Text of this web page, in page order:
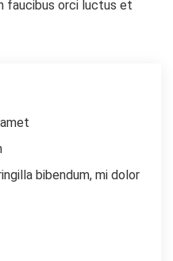
faucibus orci luctus et
bibendum, mi dolor